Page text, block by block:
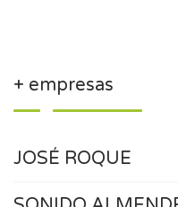
+ empresas
JOSÉ ROQUE